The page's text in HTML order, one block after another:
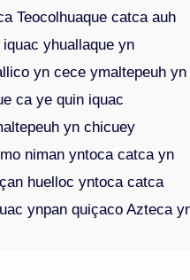
Teocolhuaque catca auh
yhuallaque yn
yn cece ymaltepeuh yn
ca ye quin iquac
yn chicuey
niman yntoca catca yn
huelloc yntoca catca
ynpan quiçaco Azteca